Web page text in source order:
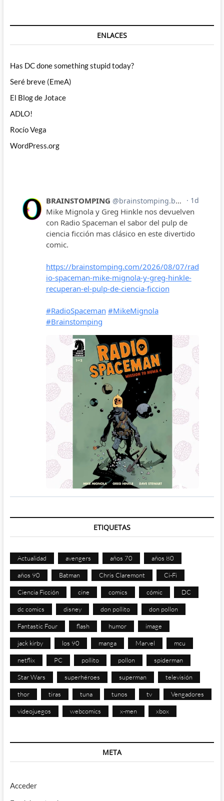
ENLACES
Has DC done something stupid today?
Seré breve (EmeA)
El Blog de Jotace
ADLO!
Rocío Vega
WordPress.org
ETIQUETAS
Actualidad avengers años 70 años 80
años 90 Batman Chris Claremont Ci-Fi
Ciencia Ficción cine comics cómic DC
dc comics disney don pollito don pollon
Fantastic Four flash humor image
jack kirby los 90 manga Marvel mcu
netflix PC pollito pollon spiderman
Star Wars superhéroes superman televisión
thor tiras tuna tunos tv Vengadores
videojuegos webcomics x-men xbox
META
Acceder